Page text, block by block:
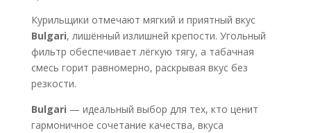
Курильщики отмечают мягкий и приятный вкус
Bulgari, лишённый излишней крепости. Угольный
фильтр обеспечивает лёгкую тягу, а табачная
смесь горит равномерно, раскрывая вкус без
резкости.
Bulgari — идеальный выбор для тех, кто ценит
гармоничное сочетание качества, вкуса